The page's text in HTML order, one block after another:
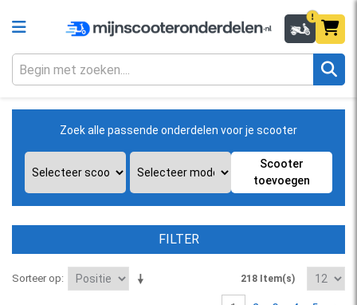
Zoek alle passende onderdelen voor je scooter
Scooter
toevoegen
FILTER
Sorteer op 218 Item(s)